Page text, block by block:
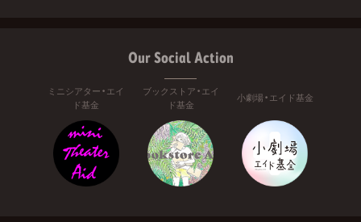
Our Social Action
ミニシアター・エイ
ド基金
ブックストア・エイ
ド基金
小劇場・エイド基金